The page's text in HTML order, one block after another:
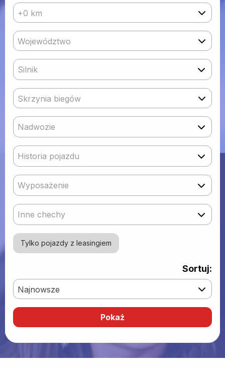
+0 km
Województwo
Silnik
Skrzynia biegów
Nadwozie
Historia pojazdu
Wyposażenie
Inne chechy
Tylko pojazdy z leasingiem
Sortuj:
Najnowsze